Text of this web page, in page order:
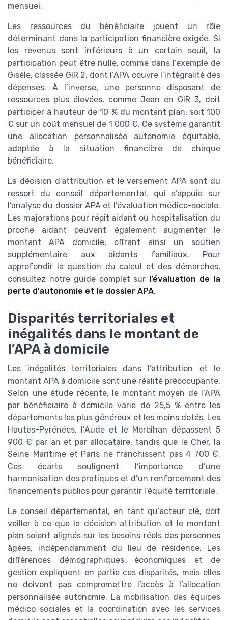
mensuel.
Les ressources du bénéficiaire jouent un rôle
déterminant dans la participation financière exigée. Si
les revenus sont inférieurs à un certain seuil, la
participation peut être nulle, comme dans l’exemple de
Gisèle, classée GIR 2, dont l’APA couvre l’intégralité des
dépenses. À l’inverse, une personne disposant de
ressources plus élevées, comme Jean en GIR 3, doit
participer à hauteur de 10 % du montant plan, soit 100
€ sur un coût mensuel de 1 000 €. Ce système garantit
une allocation personnalisée autonomie équitable,
adaptée à la situation financière de chaque
bénéficiaire.
La décision d’attribution et le versement APA sont du
ressort du conseil départemental, qui s’appuie sur
l’analyse du dossier APA et l’évaluation médico-sociale.
Les majorations pour répit aidant ou hospitalisation du
proche aidant peuvent également augmenter le
montant APA domicile, offrant ainsi un soutien
supplémentaire aux aidants familiaux. Pour
approfondir la question du calcul et des démarches,
consultez notre guide complet sur l’évaluation de la
perte d’autonomie et le dossier APA.
Disparités territoriales et
inégalités dans le montant de
l’APA à domicile
Les inégalités territoriales dans l’attribution et le
montant APA à domicile sont une réalité préoccupante.
Selon une étude récente, le montant moyen de l’APA
par bénéficiaire à domicile varie de 25,5 % entre les
départements les plus généreux et les moins dotés. Les
Hautes-Pyrénées, l’Aude et le Morbihan dépassent 5
900 € par an et par allocataire, tandis que le Cher, la
Seine-Maritime et Paris ne franchissent pas 4 700 €.
Ces écarts soulignent l’importance d’une
harmonisation des pratiques et d’un renforcement des
financements publics pour garantir l’équité territoriale.
Le conseil départemental, en tant qu’acteur clé, doit
veiller à ce que la décision attribution et le montant
plan soient alignés sur les besoins réels des personnes
âgées, indépendamment du lieu de résidence. Les
différences démographiques, économiques et de
gestion expliquent en partie ces disparités, mais elles
ne doivent pas compromettre l’accès à l’allocation
personnalisée autonomie. La mobilisation des équipes
médico-sociales et la coordination avec les services